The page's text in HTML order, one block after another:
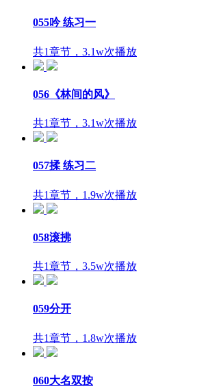
055吟 练习一
共1章节，3.1w次播放
056《林间的风》
共1章节，3.1w次播放
057揉 练习二
共1章节，1.9w次播放
058滚拂
共1章节，3.5w次播放
059分开
共1章节，1.8w次播放
060大名双按